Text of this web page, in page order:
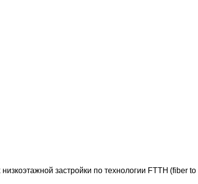
застройки по технологии FTTH(fiber to